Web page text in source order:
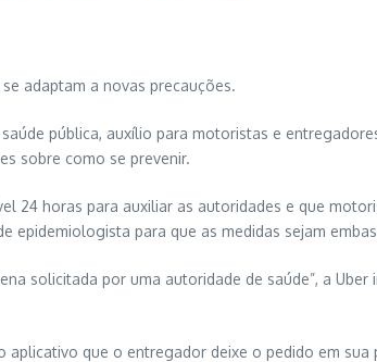
adaptam a novas precauções.
pública, auxílio para motoristas e
sobre como se prevenir.
24 horas para auxiliar as autoridades e que
epidemiologista para que as medidas sejam
solicitada por uma autoridade de saúde”, a Uber
que o entregador deixe o pedido em